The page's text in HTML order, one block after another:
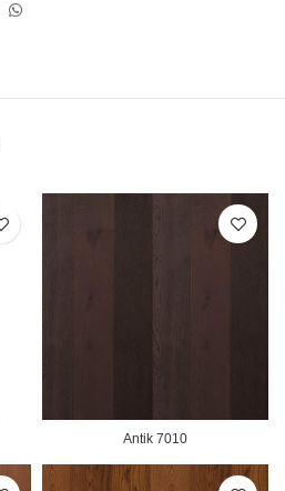
Antik 7010